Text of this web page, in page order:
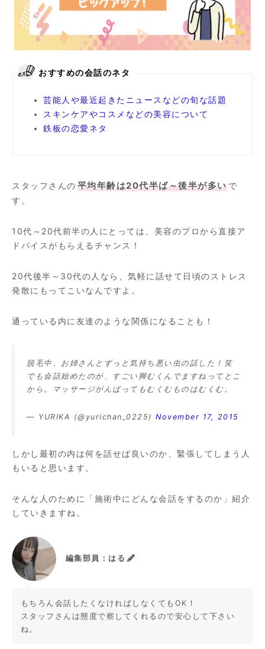
おすすめの会話のネタ
芸能人や最近起きたニュースなどの旬な話題
スキンケアやコスメなどの美容について
鉄板の恋愛ネタ
スタッフさんの 平均年齢は20代半ば～後半が多いで
す。
10代～20代前半の人にとっては、美容のプロから直接ア
ドバイスがもらえるチャンス！
20代後半～30代の人なら、気軽に話せて日頃のストレス
発散にもってこいなんですよ。
通っている内に友達のような関係になることも！
脱毛中、お姉さんとずっと気持ち悪い虫の話した！笑
でも会話始めたのが、すごい脚むくんでますねってとこ
から。マッサージがんばってもむくむものはむくむ。
— YURIKA (@yurichan_0225) November 17, 2015
しかし最初の内は何を話せば良いのか、緊張してしまう人
もいると思います。
そんな人のために「施術中にどんな会話をするのか」紹介
していきますね。
編集部員：はる
もちろん会話したくなければしなくてもOK！
スタッフさんは態度で察してくれるので安心して下さい
ね。